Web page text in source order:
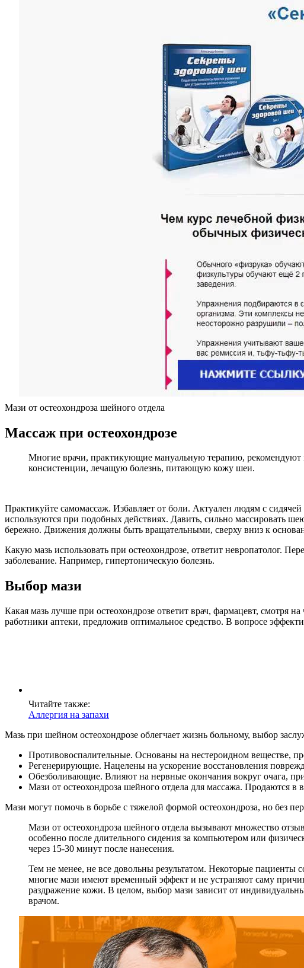
Мази от остеохондроза шейного отдела
Массаж при остеохондрозе
Многие врачи, практикующие мануальную терапию, рекомендуют
консистенции, лечащую болезнь, питающую кожу шеи.
Практикуйте самомассаж. Избавляет от боли. Актуален людям с
используются при подобных действиях. Давить, сильно массировать
бережно. Движения должны быть вращательными, сверху вниз к
Какую мазь использовать при остеохондрозе, ответит невропатолог.
заболевание. Например, гипертоническую болезнь.
Выбор мази
Какая мазь лучше при остеохондрозе ответит врач, фармацевт,
работники аптеки, предложив оптимальное средство. В вопросе
Читайте также:
Аллергия на запахи
Мазь при шейном остеохондрозе облегчает жизнь больному, выбор
Противовоспалительные. Основаны на нестероидном
Регенерирующие. Нацелены на ускорение восстановления
Обезболивающие. Влияют на нервные окончания вокруг очага,
Мази от остеохондроза шейного отдела для массажа. Продаются
Мази могут помочь в борьбе с тяжелой формой остеохондроза, но без
Мази от остеохондроза шейного отдела вызывают множество
особенно после длительного сидения за компьютером или
через 15-30 минут после нанесения.
Тем не менее, не все довольны результатом. Некоторые
многие мази имеют временный эффект и не устраняют саму
раздражение кожи. В целом, выбор мази зависит от
врачом.